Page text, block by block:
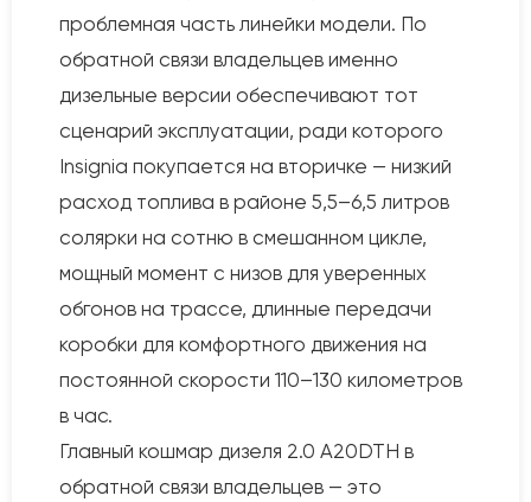
проблемная часть линейки модели. По
обратной связи владельцев именно
дизельные версии обеспечивают тот
сценарий эксплуатации, ради которого
Insignia покупается на вторичке — низкий
расход топлива в районе 5,5–6,5 литров
солярки на сотню в смешанном цикле,
мощный момент с низов для уверенных
обгонов на трассе, длинные передачи
коробки для комфортного движения на
постоянной скорости 110–130 километров
в час.
Главный кошмар дизеля 2.0 A20DTH в
обратной связи владельцев — это